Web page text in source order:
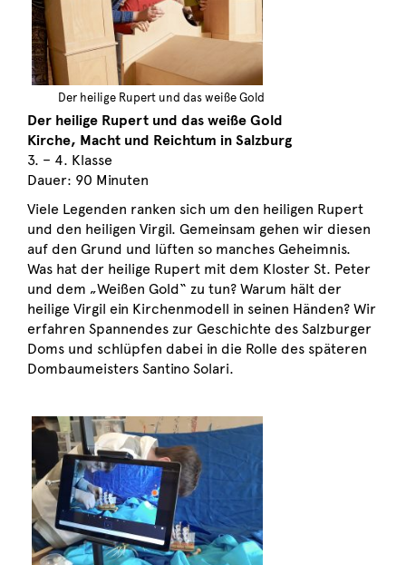
Der heilige Rupert und das weiße Gold
Der heilige Rupert und das weiße Gold
Kirche, Macht und Reichtum in Salzburg
3. – 4. Klasse
Dauer: 90 Minuten
Viele Legenden ranken sich um den heiligen Rupert
und den heiligen Virgil. Gemeinsam gehen wir diesen
auf den Grund und lüften so manches Geheimnis.
Was hat der heilige Rupert mit dem Kloster St. Peter
und dem „Weißen Gold“ zu tun? Warum hält der
heilige Virgil ein Kirchenmodell in seinen Händen? Wir
erfahren Spannendes zur Geschichte des Salzburger
Doms und schlüpfen dabei in die Rolle des späteren
Dombaumeisters Santino Solari.